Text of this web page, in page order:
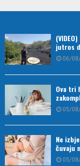
jutros
06/
Ova tri
05/
Ne
čuvaju
05/